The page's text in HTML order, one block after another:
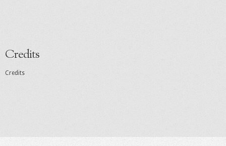
Credits
Credits